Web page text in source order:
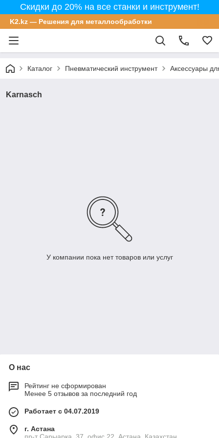
Скидки до 20% на все станки и инструмент!
K2.kz — Решения для металлообработки
Каталог Пневматический инструмент Аксессуары
Karnasch
У компании пока нет товаров или услуг
О нас
Рейтинг не сформирован
Менее 5 отзывов за последний год
Работает с 04.07.2019
г. Астана